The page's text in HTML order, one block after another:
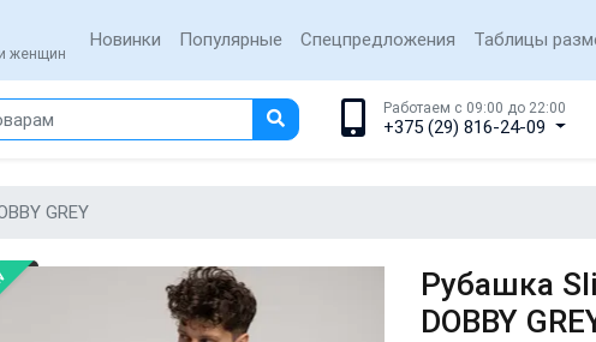
женщин
Новинки Популярные Спецпредложения Таблицы
Работаем с 09:00 до 22:00
+375 (29) 816-24-09
GREY
Рубашка
DOBBY